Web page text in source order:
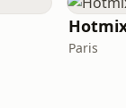
Paris